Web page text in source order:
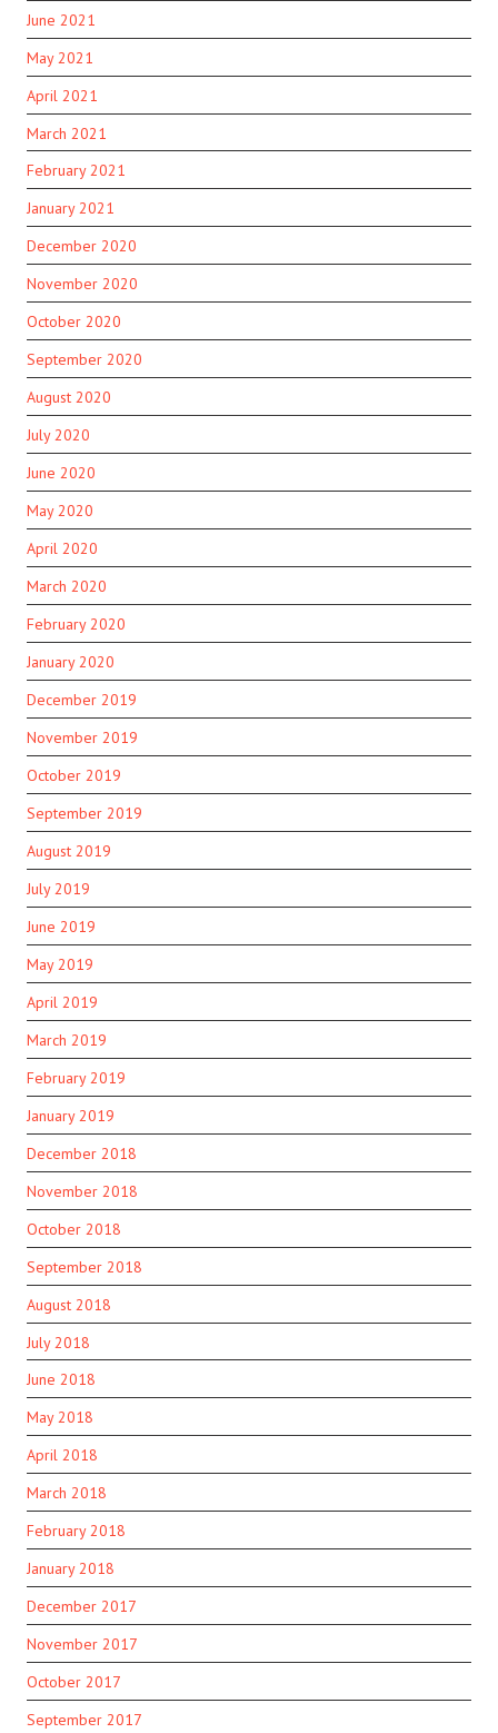
June 2021
May 2021
April 2021
March 2021
February 2021
January 2021
December 2020
November 2020
October 2020
September 2020
August 2020
July 2020
June 2020
May 2020
April 2020
March 2020
February 2020
January 2020
December 2019
November 2019
October 2019
September 2019
August 2019
July 2019
June 2019
May 2019
April 2019
March 2019
February 2019
January 2019
December 2018
November 2018
October 2018
September 2018
August 2018
July 2018
June 2018
May 2018
April 2018
March 2018
February 2018
January 2018
December 2017
November 2017
October 2017
September 2017